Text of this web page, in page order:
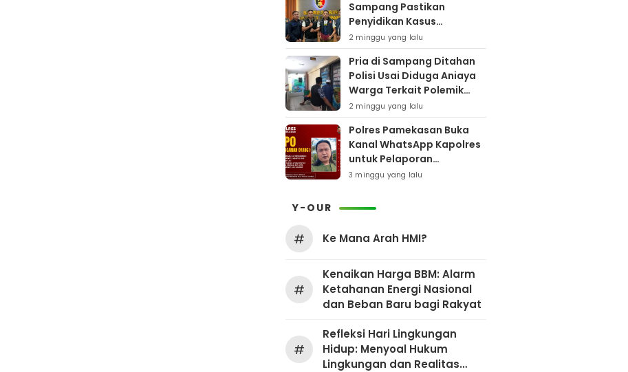
Sampang Pastikan
Penyidikan Kasus
Rudapaksa Anak Berjalan
Sesuai Fakta Hukum
2 minggu yang lalu
Pria di Sampang Ditahan
Polisi Usai Diduga Aniaya
Warga Terkait Polemik
Bansos
2 minggu yang lalu
Polres Pamekasan Buka
Kanal WhatsApp Kapolres
untuk Pelaporan
Keberadaan DPO AEF
3 minggu yang lalu
Y-OUR
# Ke Mana Arah HMI?
#
Kenaikan Harga BBM: Alarm
Ketahanan Energi Nasional
dan Beban Baru bagi Rakyat
#
Refleksi Hari Lingkungan
Hidup: Menyoal Hukum
Lingkungan dan Realitas